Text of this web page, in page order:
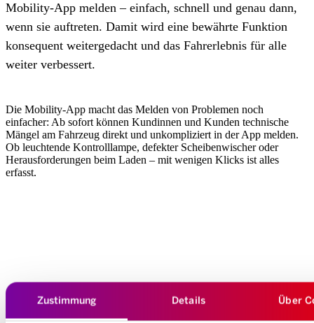
Zustimmung Details Über
Mobility-App melden – einfach, schnell und genau dann,
wenn sie auftreten. Damit wird eine bewährte Funktion
konsequent weitergedacht und das Fahrerlebnis für alle
weiter verbessert.
Die Mobility-App macht das Melden von Problemen noch
einfacher: Ab sofort können Kundinnen und Kunden technische
Mängel am Fahrzeug direkt und unkompliziert in der App melden.
Ob leuchtende Kontrolllampe, defekter Scheibenwischer oder
Herausforderungen beim Laden – mit wenigen Klicks ist alles
erfasst.